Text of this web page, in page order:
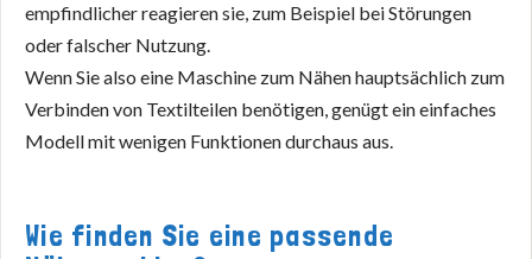
empfindlicher reagieren sie, zum Beispiel bei Störungen
oder falscher Nutzung.
Wenn Sie also eine Maschine zum Nähen hauptsächlich zum
Verbinden von Textilteilen benötigen, genügt ein einfaches
Modell mit wenigen Funktionen durchaus aus.
Wie finden Sie eine passende